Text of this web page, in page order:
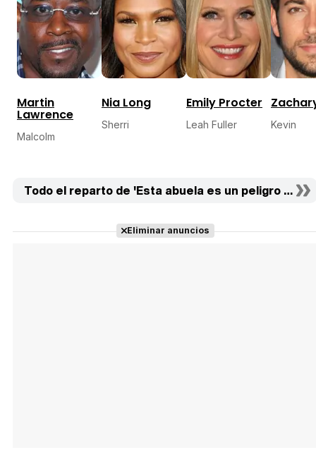
Martin
Lawrence
Malcolm
Nia Long
Sherri
Emily Procter
Leah Fuller Kevin
Todo el reparto de 'Esta abuela es un peligro 2' (19)
Eliminar anuncios